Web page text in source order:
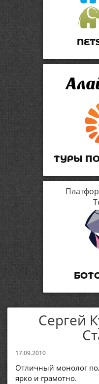
ТУРЫ
Сергей
17.09.2010
Отличный монолог
ярко и грамотно.